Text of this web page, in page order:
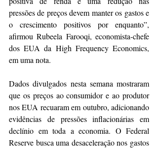
pressões de preços devem manter os gastos e
o crescimento positivos por enquanto”,
afirmou Rubeela Farooqi, economista-chefe
dos EUA da High Frequency Economics,
em uma nota.
Dados divulgados nesta semana mostraram
que os preços ao consumidor e ao produtor
nos EUA recuaram em outubro, adicionando
evidências de pressões inflacionárias em
declínio em toda a economia. O Federal
Reserve busca uma desaceleração nos gastos